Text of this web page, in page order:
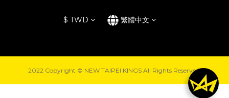
$ TWD 繁體中文
2022 Copyright © NEW TAIPEI KINGS All Rights Reserved.